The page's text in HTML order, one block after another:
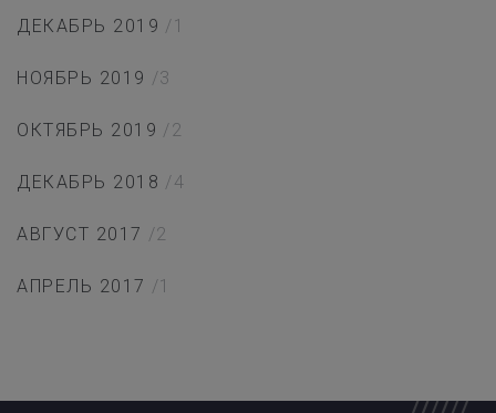
ДЕКАБРЬ 2019 /1
НОЯБРЬ 2019 /3
ОКТЯБРЬ 2019 /2
ДЕКАБРЬ 2018 /4
АВГУСТ 2017 /2
АПРЕЛЬ 2017 /1